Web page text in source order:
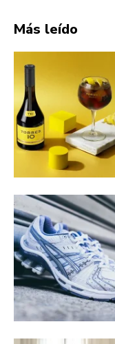
Más leído